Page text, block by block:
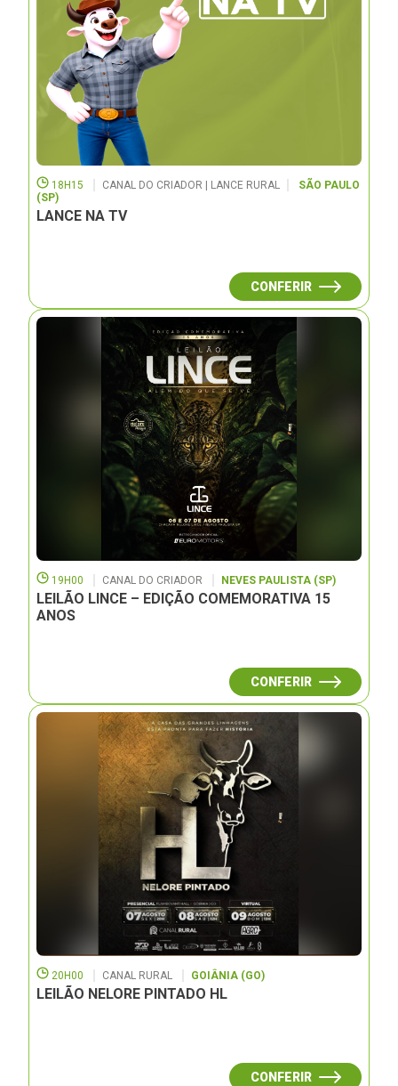
18H15 CANAL DO CRIADOR | LANCE RURAL
SÃO PAULO
(SP)
LANCE NA TV
CONFERIR
19H00 CANAL DO CRIADOR NEVES PAULISTA (SP)
LEILÃO LINCE – EDIÇÃO COMEMORATIVA 15
ANOS
CONFERIR
20H00 CANAL RURAL GOIÂNIA (GO)
LEILÃO NELORE PINTADO HL
CONFERIR